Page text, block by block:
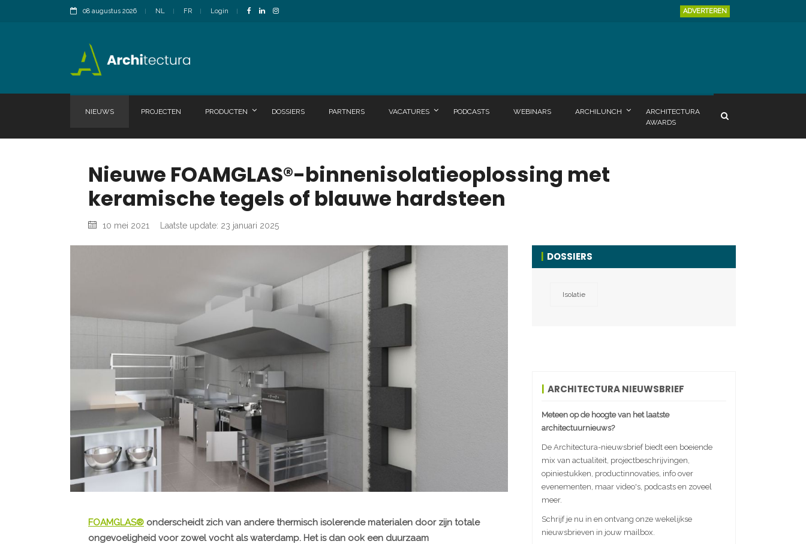
08 augustus 2026 NL FR Login ADVERTEREN
NIEUWS PROJECTEN PRODUCTEN DOSSIERS PARTNERS VACATURES PODCASTS WEBINARS ARCHILUNCH
ARCHITECTURA
AWARDS
Nieuwe FOAMGLAS®-binnenisolatieoplossing met
keramische tegels of blauwe hardsteen
10 mei 2021 Laatste update: 23 januari 2025
FOAMGLAS® onderscheidt zich van andere thermisch isolerende materialen door zijn totale
ongevoeligheid voor zowel vocht als waterdamp. Het is dan ook een duurzaam
DOSSIERS
Isolatie
ARCHITECTURA NIEUWSBRIEF
Meteen op de hoogte van het laatste
architectuurnieuws?
De Architectura-nieuwsbrief biedt een boeiende
mix van actualiteit, projectbeschrijvingen,
opiniestukken, productinnovaties, info over
evenementen, maar video's, podcasts en zoveel
meer.
Schrijf je nu in en ontvang onze wekelijkse
nieuwsbrieven in jouw mailbox.